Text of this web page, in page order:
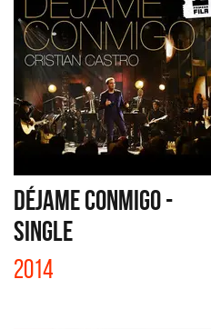
DÉJAME CONMIGO -
SINGLE
2014